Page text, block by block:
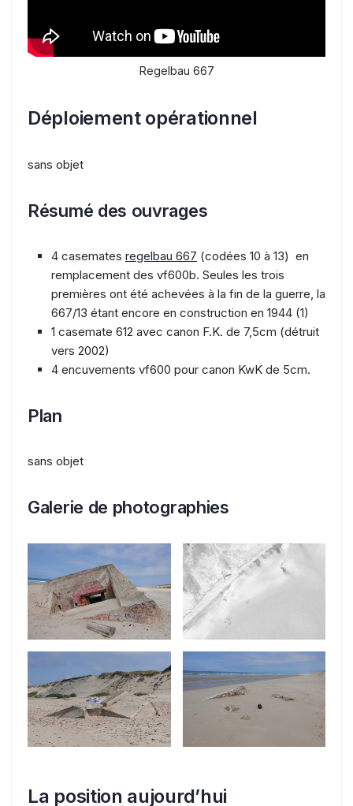
Regelbau 667
Déploiement opérationnel
sans objet
Résumé des ouvrages
4 casemates regelbau 667 (codées 10 à 13) en
remplacement des vf600b. Seules les trois
premières ont été achevées à la fin de la guerre, la
667/13 étant encore en construction en 1944 (1)
1 casemate 612 avec canon F.K. de 7,5cm (détruit
vers 2002)
4 encuvements vf600 pour canon KwK de 5cm.
Plan
sans objet
Galerie de photographies
La position aujourd’hui